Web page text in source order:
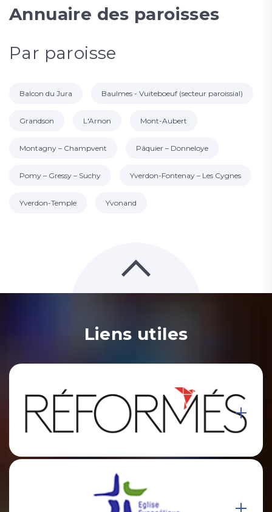
Annuaire des paroisses
Par paroisse
Balcon du Jura Baulmes - Vuiteboeuf (secteur paroissial)
Grandson L'Arnon Mont-Aubert
Montagny – Champvent Pâquier – Donneloye
Pomy – Gressy – Suchy Yverdon-Fontenay – Les Cygnes
Yverdon-Temple Yvonand
Liens utiles